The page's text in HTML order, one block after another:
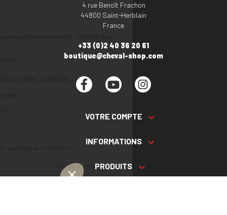
4 rue Benoît Frachon
44800 Saint-Herblain
France
+33 (0)2 40 36 20 61
boutique@cheval-shop.com
Facebook YouTube
VOTRE COMPTE 
INFORMATIONS 
PRODUITS 